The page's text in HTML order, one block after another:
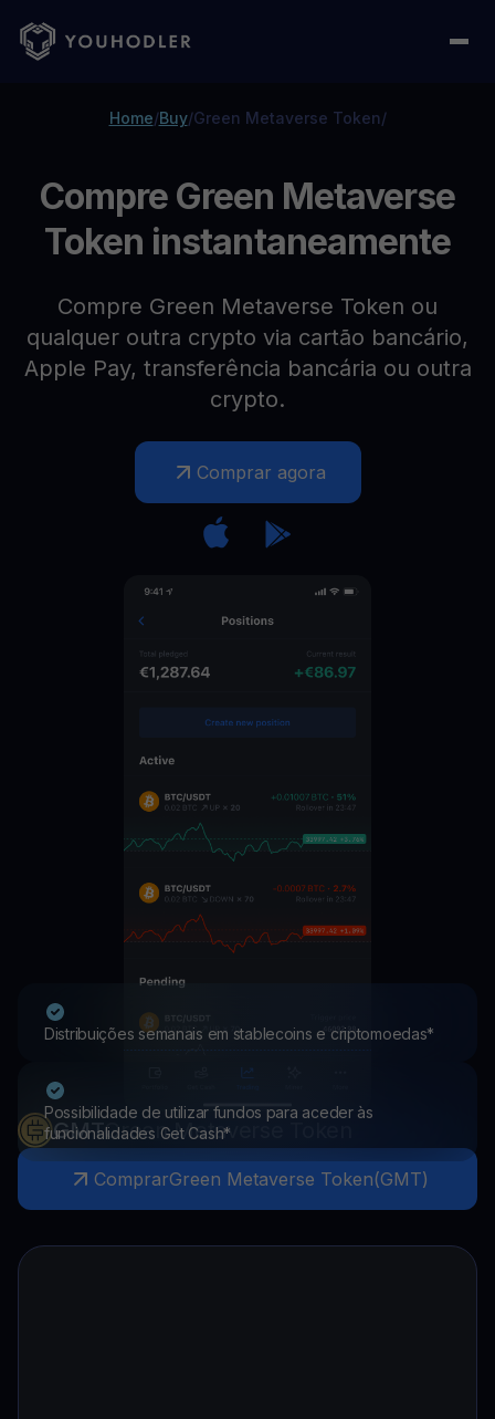
Home/Buy/Green Metaverse Token/
Compre Green Metaverse
Token instantaneamente
Compre Green Metaverse Token ou
qualquer outra crypto via cartão bancário,
Apple Pay, transferência bancária ou outra
crypto.
Comprar agora
Distribuições semanais em stablecoins e criptomoedas*
Possibilidade de utilizar fundos para aceder às
funcionalidades Get Cash*
GMTGreen Metaverse Token
ComprarGreen Metaverse Token(GMT)